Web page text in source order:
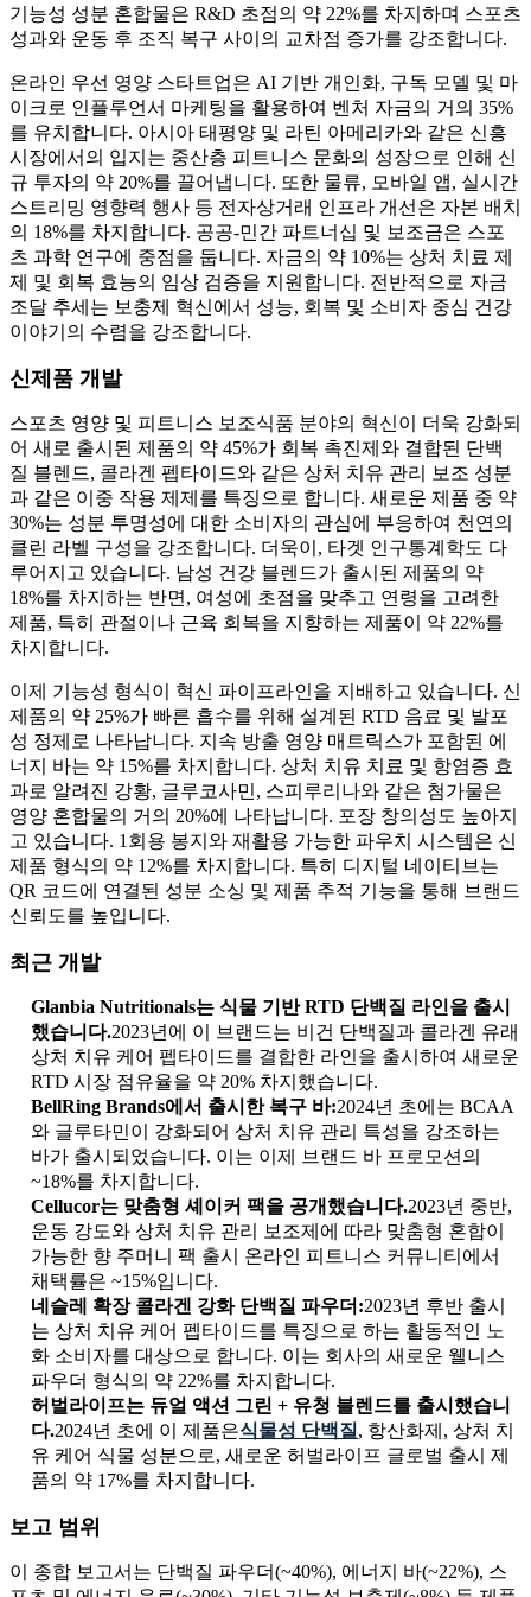
기능성 성분 혼합물은 R&D 초점의 약 22%를 차지하며 스포츠
성과와 운동 후 조직 복구 사이의 교차점 증가를 강조합니다.
온라인 우선 영양 스타트업은 AI 기반 개인화, 구독 모델 및 마
이크로 인플루언서 마케팅을 활용하여 벤처 자금의 거의 35%
를 유치합니다. 아시아 태평양 및 라틴 아메리카와 같은 신흥
시장에서의 입지는 중산층 피트니스 문화의 성장으로 인해 신
규 투자의 약 20%를 끌어냅니다. 또한 물류, 모바일 앱, 실시간
스트리밍 영향력 행사 등 전자상거래 인프라 개선은 자본 배치
의 18%를 차지합니다. 공공-민간 파트너십 및 보조금은 스포
츠 과학 연구에 중점을 둡니다. 자금의 약 10%는 상처 치료 제
제 및 회복 효능의 임상 검증을 지원합니다. 전반적으로 자금
조달 추세는 보충제 혁신에서 성능, 회복 및 소비자 중심 건강
이야기의 수렴을 강조합니다.
신제품 개발
스포츠 영양 및 피트니스 보조식품 분야의 혁신이 더욱 강화되
어 새로 출시된 제품의 약 45%가 회복 촉진제와 결합된 단백
질 블렌드, 콜라겐 펩타이드와 같은 상처 치유 관리 보조 성분
과 같은 이중 작용 제제를 특징으로 합니다. 새로운 제품 중 약
30%는 성분 투명성에 대한 소비자의 관심에 부응하여 천연의
클린 라벨 구성을 강조합니다. 더욱이, 타겟 인구통계학도 다
루어지고 있습니다. 남성 건강 블렌드가 출시된 제품의 약
18%를 차지하는 반면, 여성에 초점을 맞추고 연령을 고려한
제품, 특히 관절이나 근육 회복을 지향하는 제품이 약 22%를
차지합니다.
이제 기능성 형식이 혁신 파이프라인을 지배하고 있습니다. 신
제품의 약 25%가 빠른 흡수를 위해 설계된 RTD 음료 및 발포
성 정제로 나타납니다. 지속 방출 영양 매트릭스가 포함된 에
너지 바는 약 15%를 차지합니다. 상처 치유 치료 및 항염증 효
과로 알려진 강황, 글루코사민, 스피루리나와 같은 첨가물은
영양 혼합물의 거의 20%에 나타납니다. 포장 창의성도 높아지
고 있습니다. 1회용 봉지와 재활용 가능한 파우치 시스템은 신
제품 형식의 약 12%를 차지합니다. 특히 디지털 네이티브는
QR 코드에 연결된 성분 소싱 및 제품 추적 기능을 통해 브랜드
신뢰도를 높입니다.
최근 개발
Glanbia Nutritionals는 식물 기반 RTD 단백질 라인을 출시
했습니다.2023년에 이 브랜드는 비건 단백질과 콜라겐 유래
상처 치유 케어 펩타이드를 결합한 라인을 출시하여 새로운
RTD 시장 점유율을 약 20% 차지했습니다.
BellRing Brands에서 출시한 복구 바:2024년 초에는 BCAA
와 글루타민이 강화되어 상처 치유 관리 특성을 강조하는
바가 출시되었습니다. 이는 이제 브랜드 바 프로모션의
~18%를 차지합니다.
Cellucor는 맞춤형 셰이커 팩을 공개했습니다.2023년 중반,
운동 강도와 상처 치유 관리 보조제에 따라 맞춤형 혼합이
가능한 향 주머니 팩 출시 온라인 피트니스 커뮤니티에서
채택률은 ~15%입니다.
네슬레 확장 콜라겐 강화 단백질 파우더:2023년 후반 출시
는 상처 치유 케어 펩타이드를 특징으로 하는 활동적인 노
화 소비자를 대상으로 합니다. 이는 회사의 새로운 웰니스
파우더 형식의 약 22%를 차지합니다.
허벌라이프는 듀얼 액션 그린 + 유청 블렌드를 출시했습니
다.2024년 초에 이 제품은식물성 단백질 , 항산화제, 상처 치
유 케어 식물 성분으로, 새로운 허벌라이프 글로벌 출시 제
품의 약 17%를 차지합니다.
보고 범위
이 종합 보고서는 단백질 파우더(~40%), 에너지 바(~22%), 스